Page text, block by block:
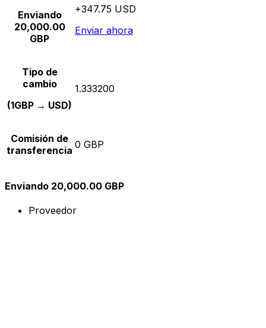
Enviando
20,000.00
GBP
+347.75 USD
Enviar ahora
Tipo de
cambio
(1GBP → USD)
1.333200
Comisión de
transferencia 0 GBP
Enviando 20,000.00 GBP
Proveedor